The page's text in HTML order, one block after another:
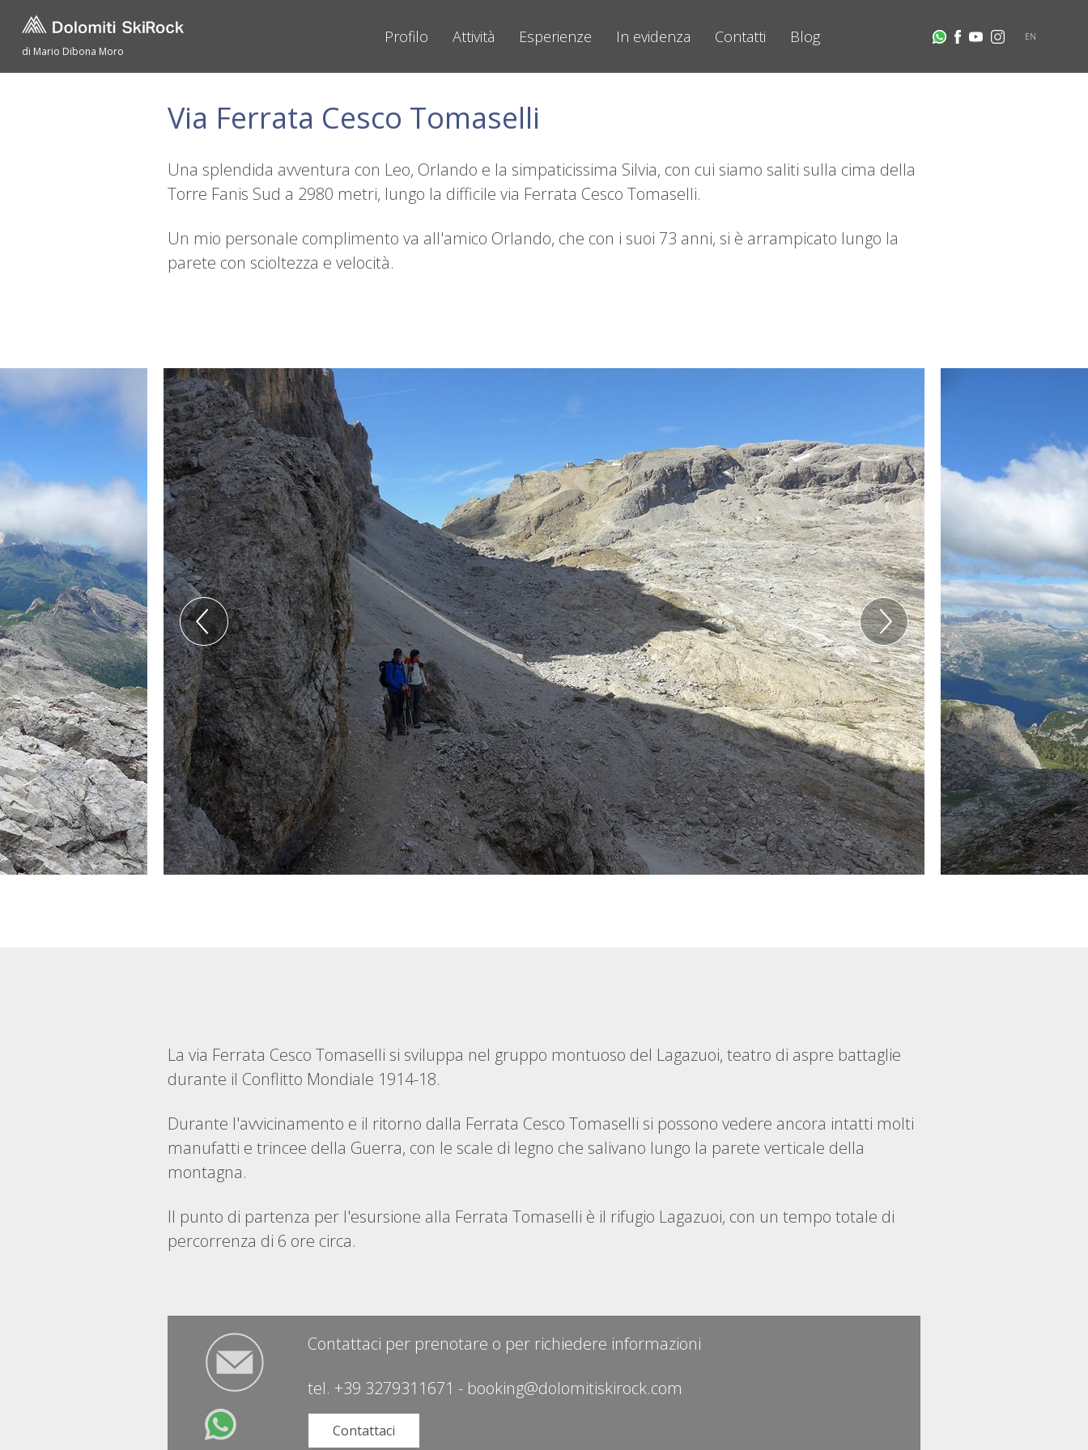
di Mario Dibona Moro
Profilo Attività Esperienze In evidenza Contatti Blog EN
Via Ferrata Cesco Tomaselli
Una splendida avventura con Leo, Orlando e la simpaticissima Silvia, con cui siamo saliti sulla cima della
Torre Fanis Sud a 2980 metri, lungo la difficile via Ferrata Cesco Tomaselli.
Un mio personale complimento va all'amico Orlando, che con i suoi 73 anni, si è arrampicato lungo la
parete con scioltezza e velocità.
La via Ferrata Cesco Tomaselli si sviluppa nel gruppo montuoso del Lagazuoi, teatro di aspre battaglie
durante il Conflitto Mondiale 1914-18.
Durante l'avvicinamento e il ritorno dalla Ferrata Cesco Tomaselli si possono vedere ancora intatti molti
manufatti e trincee della Guerra, con le scale di legno che salivano lungo la parete verticale della
montagna.
Il punto di partenza per l'esursione alla Ferrata Tomaselli è il rifugio Lagazuoi, con un tempo totale di
percorrenza di 6 ore circa.
Contattaci per prenotare o per richiedere informazioni
tel.+39 3279311671 - booking@dolomitiskirock.com
Contattaci